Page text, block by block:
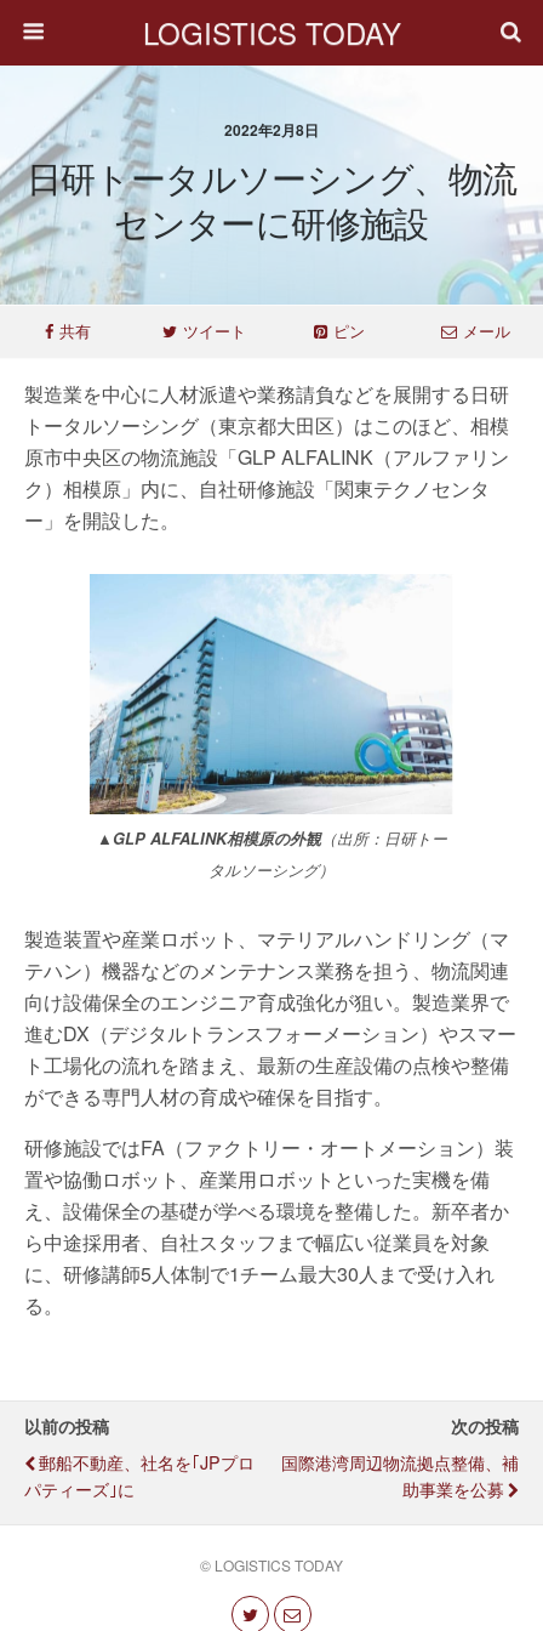
LOGISTICS TODAY
2022年2月8日
日研トータルソーシング、物流
センターに研修施設
共有 ツイート ピン メール
製造業を中心に人材派遣や業務請負などを展開する日研
トータルソーシング（東京都大田区）はこのほど、相模
原市中央区の物流施設「GLP ALFALINK（アルファリン
ク）相模原」内に、自社研修施設「関東テクノセンタ
ー」を開設した。
▲GLP ALFALINK相模原の外観（出所：日研トー
タルソーシング）
製造装置や産業ロボット、マテリアルハンドリング（マ
テハン）機器などのメンテナンス業務を担う、物流関連
向け設備保全のエンジニア育成強化が狙い。製造業界で
進むDX（デジタルトランスフォーメーション）やスマー
ト工場化の流れを踏まえ、最新の生産設備の点検や整備
ができる専門人材の育成や確保を目指す。
研修施設ではFA（ファクトリー・オートメーション）装
置や協働ロボット、産業用ロボットといった実機を備
え、設備保全の基礎が学べる環境を整備した。新卒者か
ら中途採用者、自社スタッフまで幅広い従業員を対象
に、研修講師5人体制で1チーム最大30人まで受け入れ
る。
以前の投稿
郵船不動産、社名を｢JPプロ
パティーズ｣に
次の投稿
国際港湾周辺物流拠点整備、補
助事業を公募
© LOGISTICS TODAY